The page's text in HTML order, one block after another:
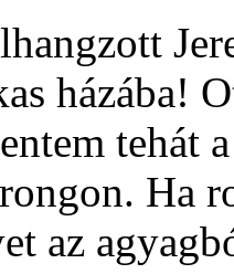
házába!
tehát
Ha
az